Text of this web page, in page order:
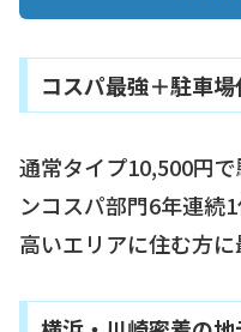
コスパ最強＋駐車
通常タイプ10,500円
ンコスパ部門6年連続
高いエリアに住む方に